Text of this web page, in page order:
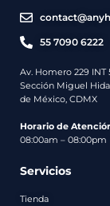
55 7090 6222
Av. Homero 229 INT
Sección Miguel
de México, CDMX
Horario de
08:00am – 08:00pm
Servicios
Tienda
Envíos
Métodos
de
Contacto